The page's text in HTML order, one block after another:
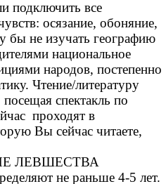
подключить все
осязание, обоняние,
бы не изучать географию
национальное
народов, постепенно
Чтение/литературу
спектакль по
проходят в
Вы сейчас читаете,
ЛЕВШЕСТВА
не раньше 4-5 лет.